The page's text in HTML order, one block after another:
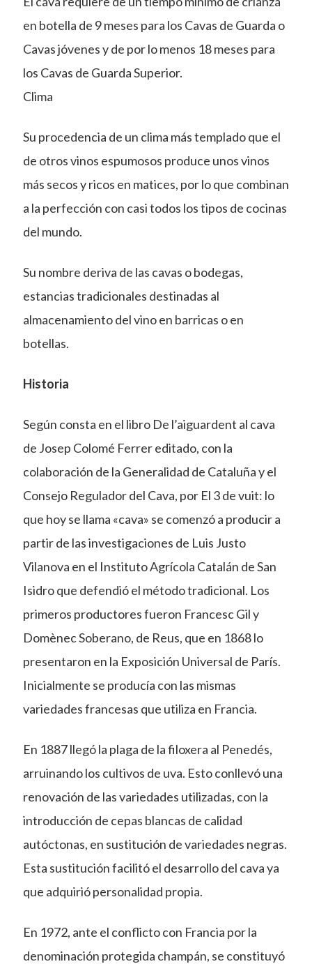
en botella de 9 meses para los Cavas de Guarda o
Cavas jóvenes y de por lo menos 18 meses para
los Cavas de Guarda Superior.
Clima
Su procedencia de un clima más templado que el
de otros vinos espumosos produce unos vinos
más secos y ricos en matices, por lo que combinan
a la perfección con casi todos los tipos de cocinas
del mundo.
Su nombre deriva de las cavas o bodegas,
estancias tradicionales destinadas al
almacenamiento del vino en barricas o en
botellas.
Historia
Según consta en el libro De l’aiguardent al cava
de Josep Colomé Ferrer editado, con la
colaboración de la Generalidad de Cataluña y el
Consejo Regulador del Cava, por El 3 de vuit: lo
que hoy se llama «cava» se comenzó a producir a
partir de las investigaciones de Luis Justo
Vilanova en el Instituto Agrícola Catalán de San
Isidro que defendió el método tradicional. Los
primeros productores fueron Francesc Gil y
Domènec Soberano, de Reus, que en 1868 lo
presentaron en la Exposición Universal de París.
Inicialmente se producía con las mismas
variedades francesas que utiliza en Francia.
En 1887 llegó la plaga de la filoxera al Penedés,
arruinando los cultivos de uva. Esto conllevó una
renovación de las variedades utilizadas, con la
introducción de cepas blancas de calidad
autóctonas, en sustitución de variedades negras.
Esta sustitución facilitó el desarrollo del cava ya
que adquirió personalidad propia.
En 1972, ante el conflicto con Francia por la
denominación protegida champán, se constituyó